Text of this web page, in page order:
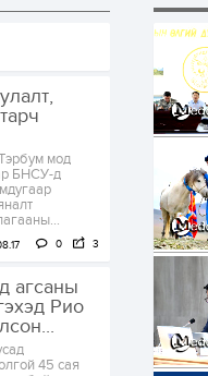
мод
БНСУ-д
0 3
агсаны
Рио
45 сая